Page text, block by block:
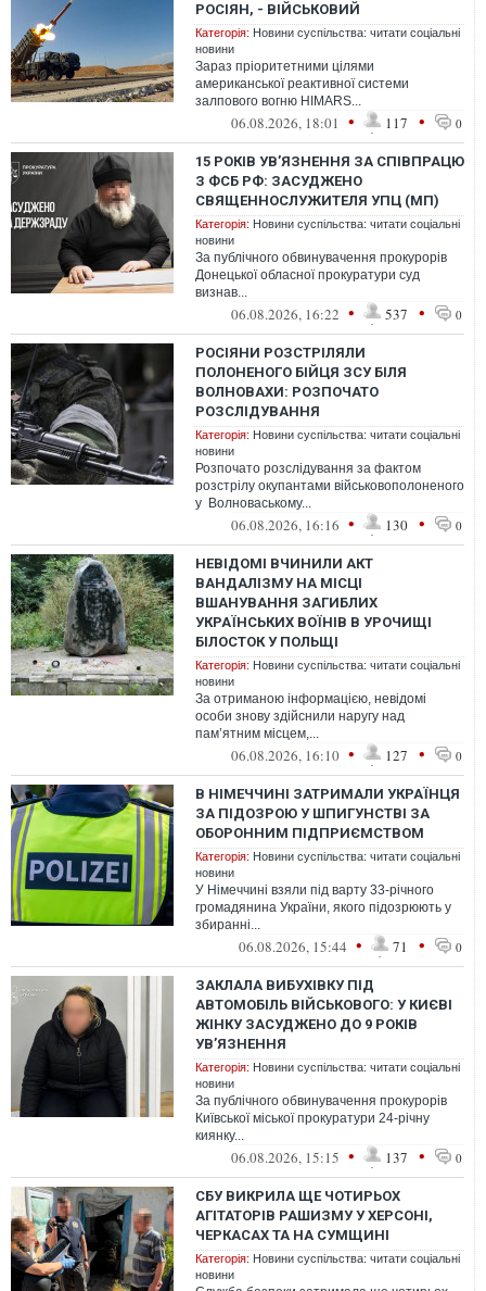
РОСІЯН, - ВІЙСЬКОВИЙ
Категорія: Новини суспільства: читати соціальні
новини
Зараз пріоритетними цілями
американської реактивної системи
залпового вогню HIMARS...
06.08.2026, 18:01 • 117 • 0
15 РОКІВ УВ’ЯЗНЕННЯ ЗА СПІВПРАЦЮ
З ФСБ РФ: ЗАСУДЖЕНО
СВЯЩЕННОСЛУЖИТЕЛЯ УПЦ (МП)
Категорія: Новини суспільства: читати соціальні
новини
За публічного обвинувачення прокурорів
Донецької обласної прокуратури суд
визнав...
06.08.2026, 16:22 • 537 • 0
РОСІЯНИ РОЗСТРІЛЯЛИ
ПОЛОНЕНОГО БІЙЦЯ ЗСУ БІЛЯ
ВОЛНОВАХИ: РОЗПОЧАТО
РОЗСЛІДУВАННЯ
Категорія: Новини суспільства: читати соціальні
новини
Розпочато розслідування за фактом
розстрілу окупантами військовополоненого
у Волноваському...
06.08.2026, 16:16 • 130 • 0
НЕВІДОМІ ВЧИНИЛИ АКТ
ВАНДАЛІЗМУ НА МІСЦІ
ВШАНУВАННЯ ЗАГИБЛИХ
УКРАЇНСЬКИХ ВОЇНІВ В УРОЧИЩІ
БІЛОСТОК У ПОЛЬЩІ
Категорія: Новини суспільства: читати соціальні
новини
За отриманою інформацією, невідомі
особи знову здійснили наругу над
пам’ятним місцем,...
06.08.2026, 16:10 • 127 • 0
В НІМЕЧЧИНІ ЗАТРИМАЛИ УКРАЇНЦЯ
ЗА ПІДОЗРОЮ У ШПИГУНСТВІ ЗА
ОБОРОННИМ ПІДПРИЄМСТВОМ
Категорія: Новини суспільства: читати соціальні
новини
У Німеччині взяли під варту 33-річного
громадянина України, якого підозрюють у
збиранні...
06.08.2026, 15:44 • 71 • 0
ЗАКЛАЛА ВИБУХІВКУ ПІД
АВТОМОБІЛЬ ВІЙСЬКОВОГО: У КИЄВІ
ЖІНКУ ЗАСУДЖЕНО ДО 9 РОКІВ
УВ’ЯЗНЕННЯ
Категорія: Новини суспільства: читати соціальні
новини
За публічного обвинувачення прокурорів
Київської міської прокуратури 24-річну
киянку...
06.08.2026, 15:15 • 137 • 0
СБУ ВИКРИЛА ЩЕ ЧОТИРЬОХ
АГІТАТОРІВ РАШИЗМУ У ХЕРСОНІ,
ЧЕРКАСАХ ТА НА СУМЩИНІ
Категорія: Новини суспільства: читати соціальні
новини